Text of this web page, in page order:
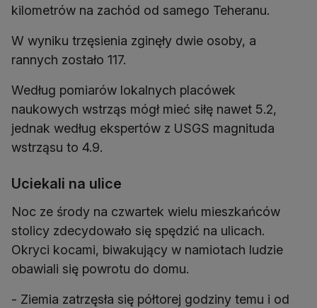
kilometrów na zachód od samego Teheranu.
W wyniku trzęsienia zginęły dwie osoby, a
rannych zostało 117.
Według pomiarów lokalnych placówek
naukowych wstrząs mógł mieć siłę nawet 5.2,
jednak według ekspertów z USGS magnituda
wstrząsu to 4.9.
Uciekali na ulice
Noc ze środy na czwartek wielu mieszkańców
stolicy zdecydowało się spędzić na ulicach.
Okryci kocami, biwakujący w namiotach ludzie
obawiali się powrotu do domu.
- Ziemia zatrzęsła się półtorej godziny temu i od